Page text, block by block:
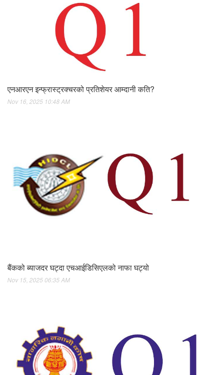
एनआरएन इन्फ्रास्ट्रक्चरको प्रतिशेयर आम्दानी कति?
Nov 16, 2025 10:48 AM
बैंकको ब्याजदर घट्दा एचआईडिसिएलको नाफा घट्यो
Nov 15, 2025 06:35 AM